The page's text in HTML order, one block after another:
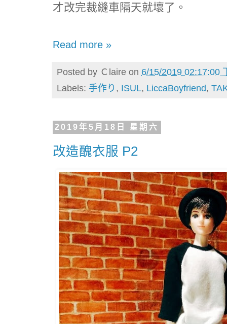
才改完裁縫車隔天就壞了。
Read more »
Posted by Ｃlaire on 6/15/2019 02:17:00
Labels: 手作り , ISUL, LiccaBoyfriend,
2019年5月18日 星期六
改造醜衣服 P2